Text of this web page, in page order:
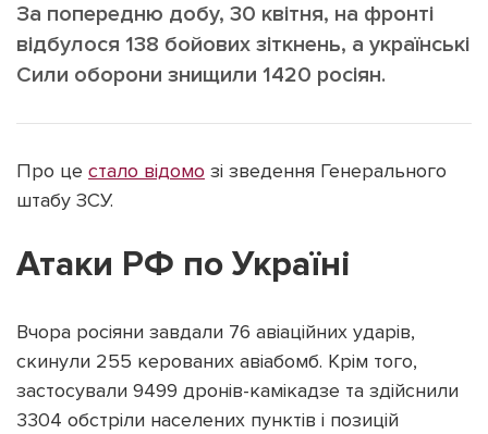
Зв'язатися з нами
[email protected] Реклама на сайті
Наші соц мережі
За попередню добу, 30 квітня, на фронті
відбулося 138 бойових зіткнень, а українські
Сили оборони знищили 1420 росіян.
Про це стало відомо зі зведення Генерального
штабу ЗСУ.
Атаки РФ по Україні
Вчора росіяни завдали 76 авіаційних ударів,
скинули 255 керованих авіабомб. Крім того,
застосували 9499 дронів-камікадзе та здійснили
3304 обстріли населених пунктів і позицій